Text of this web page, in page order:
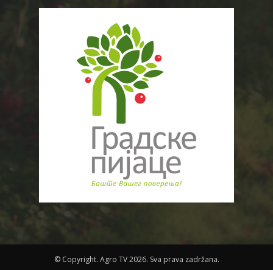
© Copyright. Agro TV 2026. Sva prava zadržana.